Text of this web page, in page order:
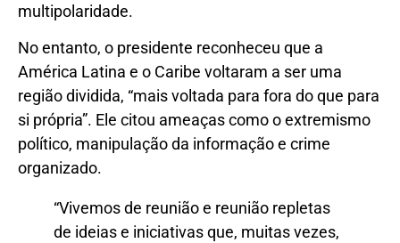
multipolaridade.
No entanto, o presidente reconheceu que a
América Latina e o Caribe voltaram a ser uma
região dividida, “mais voltada para fora do que para
si própria”. Ele citou ameaças como o extremismo
político, manipulação da informação e crime
organizado.
“Vivemos de reunião e reunião repletas
de ideias e iniciativas que, muitas vezes,